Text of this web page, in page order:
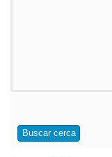
Buscar cerca